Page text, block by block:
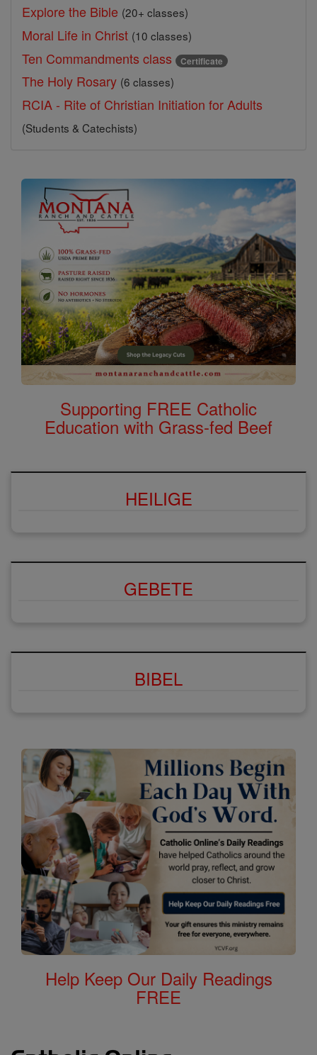
Explore the Bible (20+ classes)
Moral Life in Christ (10 classes)
Ten Commandments class Certificate
The Holy Rosary (6 classes)
RCIA - Rite of Christian Initiation for Adults
(Students & Catechists)
Supporting FREE Catholic
Education with Grass-fed Beef
HEILIGE
GEBETE
BIBEL
Help Keep Our Daily Readings
FREE